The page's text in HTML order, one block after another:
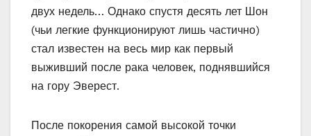
двух недель… Однако спустя десять лет Шон
(чьи легкие функционируют лишь частично)
стал известен на весь мир как первый
выживший после рака человек, поднявшийся
на гору Эверест.
После покорения самой высокой точки